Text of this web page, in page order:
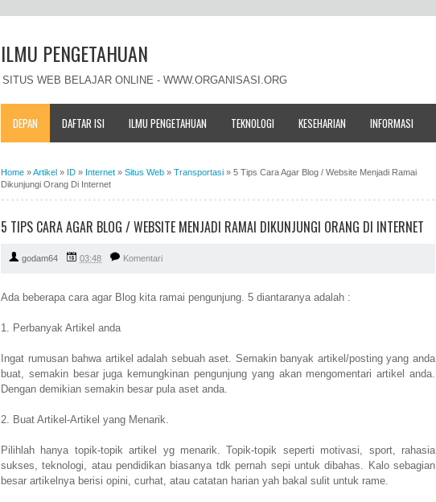
ILMU PENGETAHUAN
SITUS WEB BELAJAR ONLINE - WWW.ORGANISASI.ORG
DEPAN DAFTAR ISI ILMU PENGETAHUAN TEKNOLOGI KESEHARIAN INFORMASI
Home »Artikel » ID » Internet » Situs Web » Transportasi » 5 Tips Cara Agar Blog / Website Menjadi Ramai
Dikunjungi Orang Di Internet
5 TIPS CARA AGAR BLOG / WEBSITE MENJADI RAMAI DIKUNJUNGI ORANG DI INTERNET
godam64 03:48 Komentari
Ada beberapa cara agar Blog kita ramai pengunjung. 5 diantaranya adalah :
1. Perbanyak Artikel anda
Ingat rumusan bahwa artikel adalah sebuah aset. Semakin banyak artikel/posting yang anda
buat, semakin besar juga kemungkinan pengunjung yang akan mengomentari artikel anda.
Dengan demikian semakin besar pula aset anda.
2. Buat Artikel-Artikel yang Menarik.
Pilihlah hanya topik-topik artikel yg menarik. Topik-topik seperti motivasi, sport, rahasia
sukses, teknologi, atau pendidikan biasanya tdk pernah sepi untuk dibahas. Kalo sebagian
besar artikelnya berisi opini, curhat, atau catatan harian yah bakal sulit untuk rame.